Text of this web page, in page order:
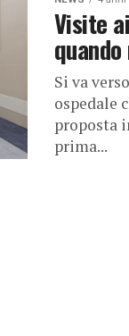
Visite
Si va
ospedale
proposta
prima...